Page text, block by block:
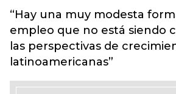
“Hay una muy modesta
empleo que no está siendo
las perspectivas de
latinoamericanas”